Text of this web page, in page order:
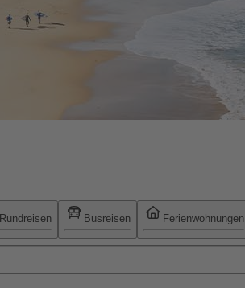
Rundreisen Busreisen Ferienwohnungen